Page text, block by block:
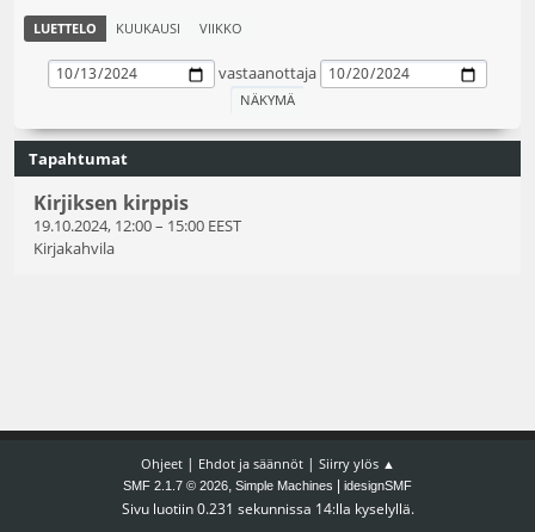
LUETTELO KUUKAUSI VIIKKO
vastaanottaja
Tapahtumat
Kirjiksen kirppis
19.10.2024, 12:00– 15:00 EEST
Kirjakahvila
Ohjeet| Ehdot ja säännöt| Siirry ylös ▲
SMF 2.1.7 © 2026, Simple Machines idesignSMF
Sivu luotiin 0.231 sekunnissa 14:lla kyselyllä.